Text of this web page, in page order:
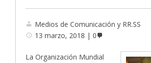
Medios de Comunicación y RR.SS
13 marzo, 2018
0
La Organización Mundial